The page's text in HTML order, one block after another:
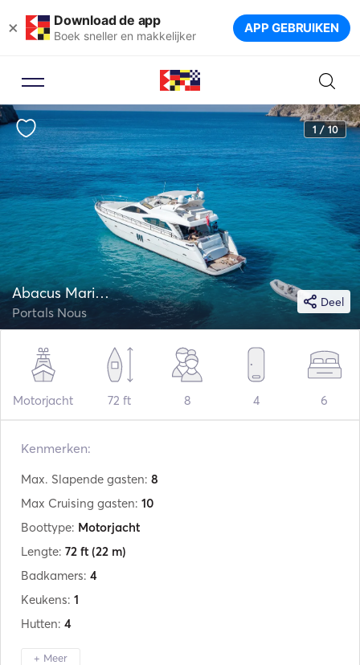
× Download de app
Boek sneller en makkelijker APP GEBRUIKEN
1 / 10
Deel
Abacus Marine 72
Portals Nous
Motorjacht 72 ft 8 4 6
Kenmerken:
Max. Slapende gasten: 8
Max Cruising gasten: 10
Boottype: Motorjacht
Lengte: 72 ft (22 m)
Badkamers: 4
Keukens: 1
Hutten: 4
+ Meer